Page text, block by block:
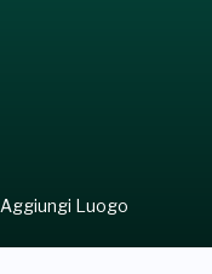
Aggiungi Luogo